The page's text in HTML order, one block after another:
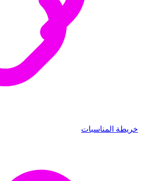
خريطة المناسبات